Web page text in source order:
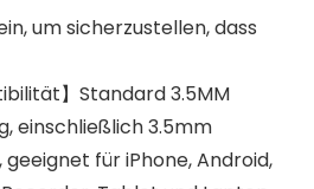
um sicherzustellen, dass
】Standard 3.5MM
einschließlich 3.5mm
geeignet für iPhone, Android,